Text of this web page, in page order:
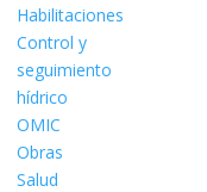
Habilitaciones
Control y
seguimiento
hídrico
OMIC
Obras
Salud